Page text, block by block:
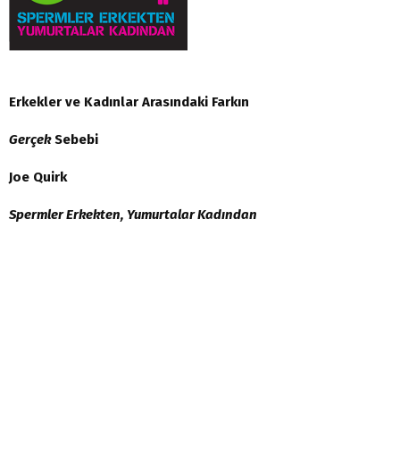
Erkekler ve Kadınlar Arasındaki Farkın
GerçekSebebi
Joe Quirk
Spermler Erkekten, Yumurtalar Kadından